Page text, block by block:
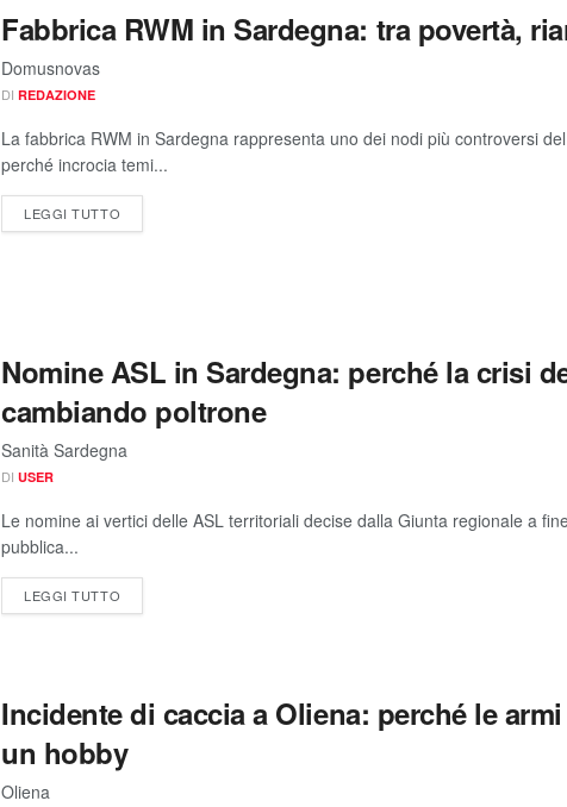
Fabbrica RWM in Sardegna: tra povertà,
Domusnovas
DI REDAZIONE
La fabbrica RWM in Sardegna rappresenta uno dei nodi più controversi
perché incrocia temi...
LEGGI TUTTO
Nomine ASL in Sardegna: perché la crisi
cambiando poltrone
Sanità Sardegna
DI USER
Le nomine ai vertici delle ASL territoriali decise dalla Giunta regionale a
pubblica...
LEGGI TUTTO
Incidente di caccia a Oliena: perché le
un hobby
Oliena